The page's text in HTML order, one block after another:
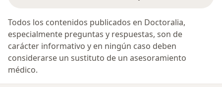
Todos los contenidos publicados en Doctoralia,
especialmente preguntas y respuestas, son de
carácter informativo y en ningún caso deben
considerarse un sustituto de un asesoramiento
médico.